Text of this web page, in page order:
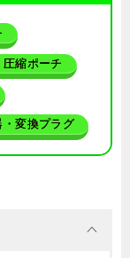
圧縮ポーチ
変換プラグ